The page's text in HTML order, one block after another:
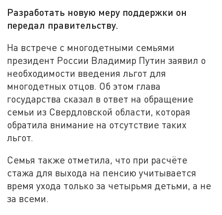
Разработать новую меру поддержки он
передал правительству.
На встрече с многодетными семьями
президент России Владимир Путин заявил о
необходимости введения льгот для
многодетных отцов. Об этом глава
государства сказал в ответ на обращение
семьи из Свердловской области, которая
обратила внимание на отсутствие таких
льгот.
Семья также отметила, что при расчёте
стажа для выхода на пенсию учитывается
время ухода только за четырьмя детьми, а не
за всеми.